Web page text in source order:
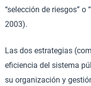
“selección de riesgos” o
2003).
Las dos estrategias
eficiencia del sistema
su organización y